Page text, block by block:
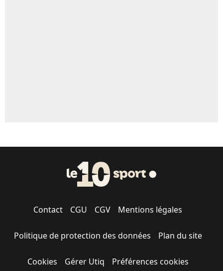
Contact CGU CGV Mentions légales
Politique de protection des données Plan du site
Cookies Gérer Utiq Préférences cookies